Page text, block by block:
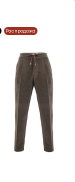
Распродажа